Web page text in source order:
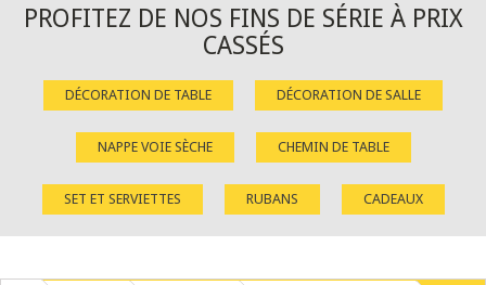
PROFITEZ DE NOS FINS DE SÉRIE À PRIX
CASSÉS
DÉCORATION DE TABLE DÉCORATION DE SALLE
NAPPE VOIE SÈCHE CHEMIN DE TABLE
SET ET SERVIETTES RUBANS CADEAUX